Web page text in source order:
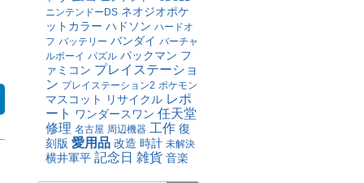
ニンテンドーDS ネオジオポケ
ットカラー ハドソン ハードオ
フ バッテリー バンダイ バーチャ
ルボーイ パズル パックマン フ
ァミコン プレイステーショ
ン プレイステーション2 ポケモン
マスコット リサイクル レポ
ート ワンダースワン 任天堂
修理 名古屋 周辺機器 工作 復
刻版 愛用品 改造 時計 未解決
横井軍平 記念日 雑貨 音楽